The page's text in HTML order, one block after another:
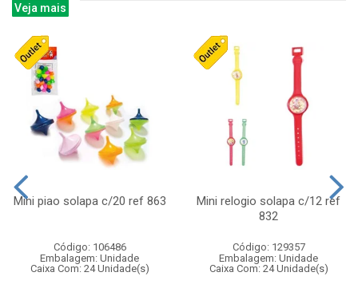
Veja mais
Mini piao solapa c/20 ref 863
Código: 106486
Embalagem: Unidade
Caixa Com: 24 Unidade(s)
Mini relogio solapa c/12 ref
832
Código: 129357
Embalagem: Unidade
Caixa Com: 24 Unidade(s)